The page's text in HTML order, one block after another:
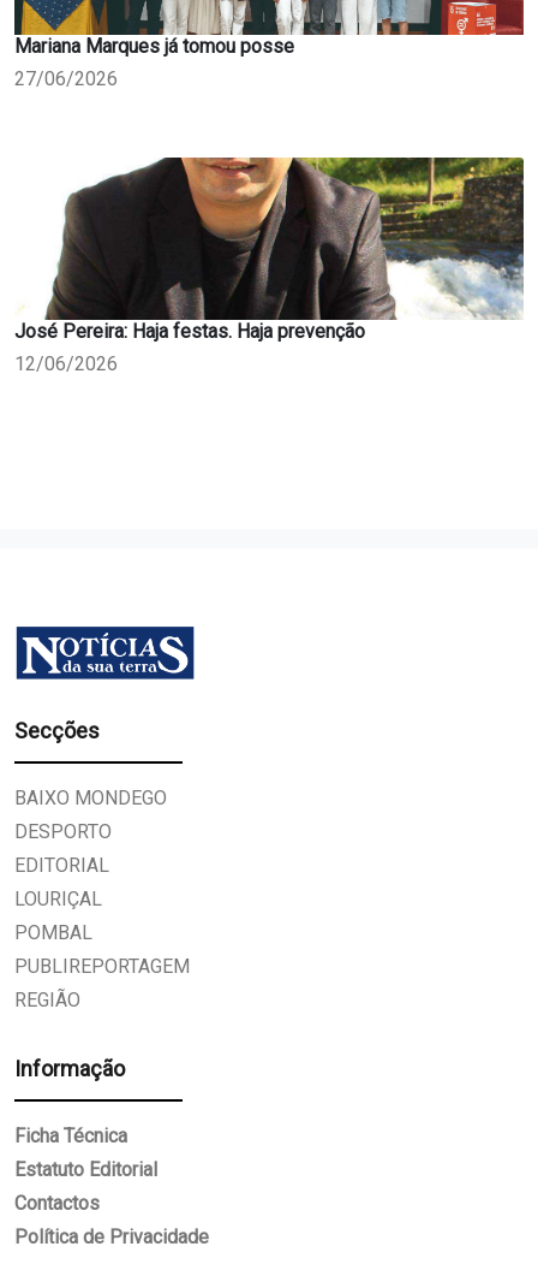
Mariana Marques já tomou posse
27/06/2026
José Pereira: Haja festas. Haja prevenção
12/06/2026
Secções
BAIXO MONDEGO
DESPORTO
EDITORIAL
LOURIÇAL
POMBAL
PUBLIREPORTAGEM
REGIÃO
Informação
Ficha Técnica
Estatuto Editorial
Contactos
Política de Privacidade